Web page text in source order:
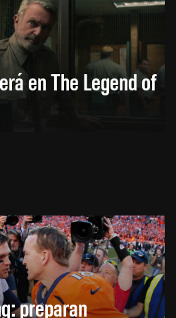
en The Legend of
preparan